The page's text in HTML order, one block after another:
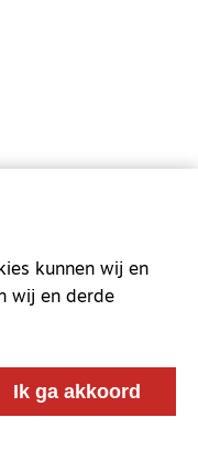
kunnen wij en
wij en derde
Ik ga akkoord